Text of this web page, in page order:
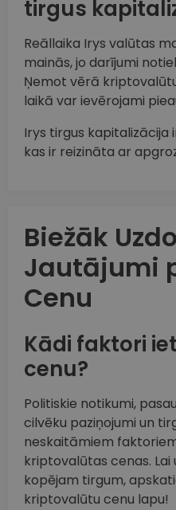
tirgus
Reāllaika Irys valūtas
mainās, jo darījumi
Ņemot vērā
laikā var ievērojami
Irys tirgus kapitalizācija
kas ir reizināta ar
Biežāk
Jautājumi
Cenu
Kādi faktori
cenu?
Politiskie notikumi,
cilvēku paziņojumi un
neskaitāmiem
kriptovalūtas cenas. Lai
kopējam tirgum,
kriptovalūtu cenu lapu!